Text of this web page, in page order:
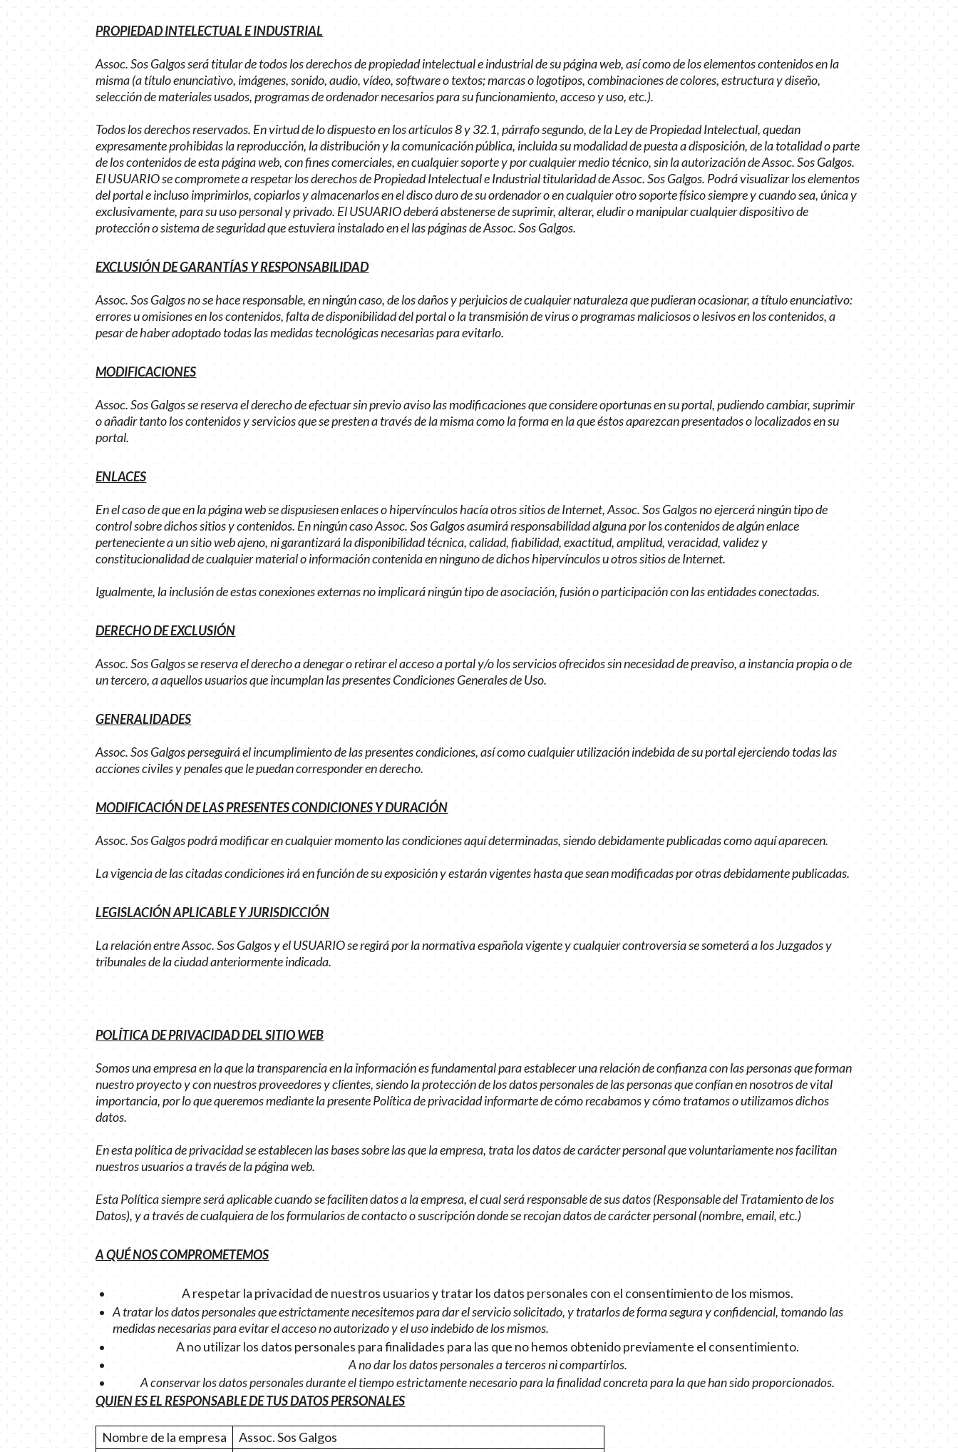
PROPIEDAD INTELECTUAL E INDUSTRIAL
Assoc. Sos Galgos será titular de todos los derechos de propiedad intelectual e industrial de su página web, así como de los elementos contenidos en la
misma (a título enunciativo, imágenes, sonido, audio, vídeo, software o textos; marcas o logotipos, combinaciones de colores, estructura y diseño,
selección de materiales usados, programas de ordenador necesarios para su funcionamiento, acceso y uso, etc.).
Todos los derechos reservados. En virtud de lo dispuesto en los artículos 8 y 32.1, párrafo segundo, de la Ley de Propiedad Intelectual, quedan
expresamente prohibidas la reproducción, la distribución y la comunicación pública, incluida su modalidad de puesta a disposición, de la totalidad o parte
de los contenidos de esta página web, con fines comerciales, en cualquier soporte y por cualquier medio técnico, sin la autorización de Assoc. Sos Galgos.
El USUARIO se compromete a respetar los derechos de Propiedad Intelectual e Industrial titularidad de Assoc. Sos Galgos. Podrá visualizar los elementos
del portal e incluso imprimirlos, copiarlos y almacenarlos en el disco duro de su ordenador o en cualquier otro soporte físico siempre y cuando sea, única y
exclusivamente, para su uso personal y privado. El USUARIO deberá abstenerse de suprimir, alterar, eludir o manipular cualquier dispositivo de
protección o sistema de seguridad que estuviera instalado en el las páginas de Assoc. Sos Galgos.
EXCLUSIÓN DE GARANTÍAS Y RESPONSABILIDAD
Assoc. Sos Galgos no se hace responsable, en ningún caso, de los daños y perjuicios de cualquier naturaleza que pudieran ocasionar, a título enunciativo:
errores u omisiones en los contenidos, falta de disponibilidad del portal o la transmisión de virus o programas maliciosos o lesivos en los contenidos, a
pesar de haber adoptado todas las medidas tecnológicas necesarias para evitarlo.
MODIFICACIONES
Assoc. Sos Galgos se reserva el derecho de efectuar sin previo aviso las modificaciones que considere oportunas en su portal, pudiendo cambiar, suprimir
o añadir tanto los contenidos y servicios que se presten a través de la misma como la forma en la que éstos aparezcan presentados o localizados en su
portal.
ENLACES
En el caso de que en la página web se dispusiesen enlaces o hipervínculos hacía otros sitios de Internet, Assoc. Sos Galgos no ejercerá ningún tipo de
control sobre dichos sitios y contenidos. En ningún caso Assoc. Sos Galgos asumirá responsabilidad alguna por los contenidos de algún enlace
perteneciente a un sitio web ajeno, ni garantizará la disponibilidad técnica, calidad, fiabilidad, exactitud, amplitud, veracidad, validez y
constitucionalidad de cualquier material o información contenida en ninguno de dichos hipervínculos u otros sitios de Internet.
Igualmente, la inclusión de estas conexiones externas no implicará ningún tipo de asociación, fusión o participación con las entidades conectadas.
DERECHO DE EXCLUSIÓN
Assoc. Sos Galgos se reserva el derecho a denegar o retirar el acceso a portal y/o los servicios ofrecidos sin necesidad de preaviso, a instancia propia o de
un tercero, a aquellos usuarios que incumplan las presentes Condiciones Generales de Uso.
GENERALIDADES
Assoc. Sos Galgos perseguirá el incumplimiento de las presentes condiciones, así como cualquier utilización indebida de su portal ejerciendo todas las
acciones civiles y penales que le puedan corresponder en derecho.
MODIFICACIÓN DE LAS PRESENTES CONDICIONES Y DURACIÓN
Assoc. Sos Galgos podrá modificar en cualquier momento las condiciones aquí determinadas, siendo debidamente publicadas como aquí aparecen.
La vigencia de las citadas condiciones irá en función de su exposición y estarán vigentes hasta que sean modificadas por otras debidamente publicadas.
LEGISLACIÓN APLICABLE Y JURISDICCIÓN
La relación entre Assoc. Sos Galgos y el USUARIO se regirá por la normativa española vigente y cualquier controversia se someterá a los Juzgados y
tribunales de la ciudad anteriormente indicada.
POLÍTICA DE PRIVACIDAD DEL SITIO WEB
Somos una empresa en la que la transparencia en la información es fundamental para establecer una relación de confianza con las personas que forman
nuestro proyecto y con nuestros proveedores y clientes, siendo la protección de los datos personales de las personas que confían en nosotros de vital
importancia, por lo que queremos mediante la presente Política de privacidad informarte de cómo recabamos y cómo tratamos o utilizamos dichos
datos.
En esta política de privacidad se establecen las bases sobre las que la empresa, trata los datos de carácter personal que voluntariamente nos facilitan
nuestros usuarios a través de la página web.
Esta Política siempre será aplicable cuando se faciliten datos a la empresa, el cual será responsable de sus datos (Responsable del Tratamiento de los
Datos), y a través de cualquiera de los formularios de contacto o suscripción donde se recojan datos de carácter personal (nombre, email, etc.)
A QUÉ NOS COMPROMETEMOS
A respetar la privacidad de nuestros usuarios y tratar los datos personales con el consentimiento de los mismos.
A tratar los datos personales que estrictamente necesitemos para dar el servicio solicitado, y tratarlos de forma segura y confidencial, tomando las
medidas necesarias para evitar el acceso no autorizado y el uso indebido de los mismos.
A no utilizar los datos personales para finalidades para las que no hemos obtenido previamente el consentimiento.
A no dar los datos personales a terceros ni compartirlos.
A conservar los datos personales durante el tiempo estrictamente necesario para la finalidad concreta para la que han sido proporcionados.
QUIEN ES EL RESPONSABLE DE TUS DATOS PERSONALES
Nombre de la empresa Assoc. Sos Galgos